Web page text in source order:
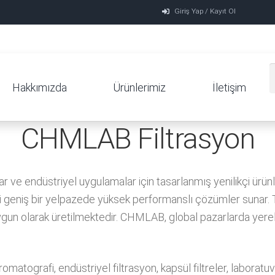
Giriş Yap / Kayıt Ol
Hakkımızda Ürünlerimiz İletişim
CHMLAB Filtrasyon
ve endüstriyel uygulamalar için tasarlanmış yenilikçi
bir yelpazede yüksek performanslı çözümler sunar.
olarak üretilmektedir. CHMLAB, global pazarlarda
endüstriyel filtrasyon, kapsül filtreler,